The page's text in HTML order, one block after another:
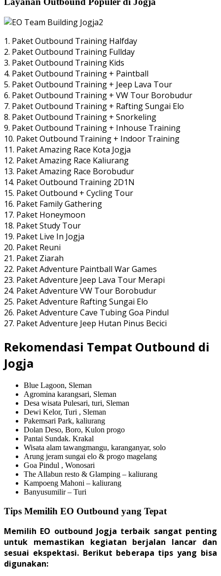
1. Paket Outbound Training Halfday
2. Paket Outbound Training Fullday
3. Paket Outbound Training Kids
4. Paket Outbound Training + Paintball
5. Paket Outbound Training + Jeep Lava Tour
6. Paket Outbound Training + VW Tour Borobudur
7. Paket Outbound Training + Rafting Sungai Elo
8. Paket Outbound Training + Snorkeling
9. Paket Outbound Training + Inhouse Training
10. Paket Outbound Training + Indoor Training
11. Paket Amazing Race Kota Jogja
12. Paket Amazing Race Kaliurang
13. Paket Amazing Race Borobudur
14. Paket Outbound Training 2D1N
15. Paket Outbound + Cycling Tour
16. Paket Family Gathering
17. Paket Honeymoon
18. Paket Study Tour
19. Paket Live In Jogja
20. Paket Reuni
21. Paket Ziarah
22. Paket Adventure Paintball War Games
23. Paket Adventure Jeep Lava Tour Merapi
24. Paket Adventure VW Tour Borobudur
25. Paket Adventure Rafting Sungai Elo
26. Paket Adventure Cave Tubing Goa Pindul
27. Paket Adventure Jeep Hutan Pinus Becici
Rekomendasi Tempat Outbound di
Jogja
Blue Lagoon, Sleman
Agromina karangsari, Sleman
Desa wisata Pulesari, turi, Sleman
Dewi Kelor, Turi , Sleman
Pakemsari Park, kaliurang
Dolan Deso, Boro, Kulon progo
Pantai Sundak. Krakal
Wisata alam tawangmangu, karanganyar, solo
Arung jeram sungai elo & progo magelang
Goa Pindul , Wonosari
The Allabun resto & Glamping – kaliurang
Kampoeng Mahoni – kaliurang
Banyusumilir – Turi
Tips Memilih EO Outbound yang Tepat
Memilih EO outbound Jogja terbaik sangat penting
untuk memastikan kegiatan berjalan lancar dan
sesuai ekspektasi. Berikut beberapa tips yang bisa
digunakan: